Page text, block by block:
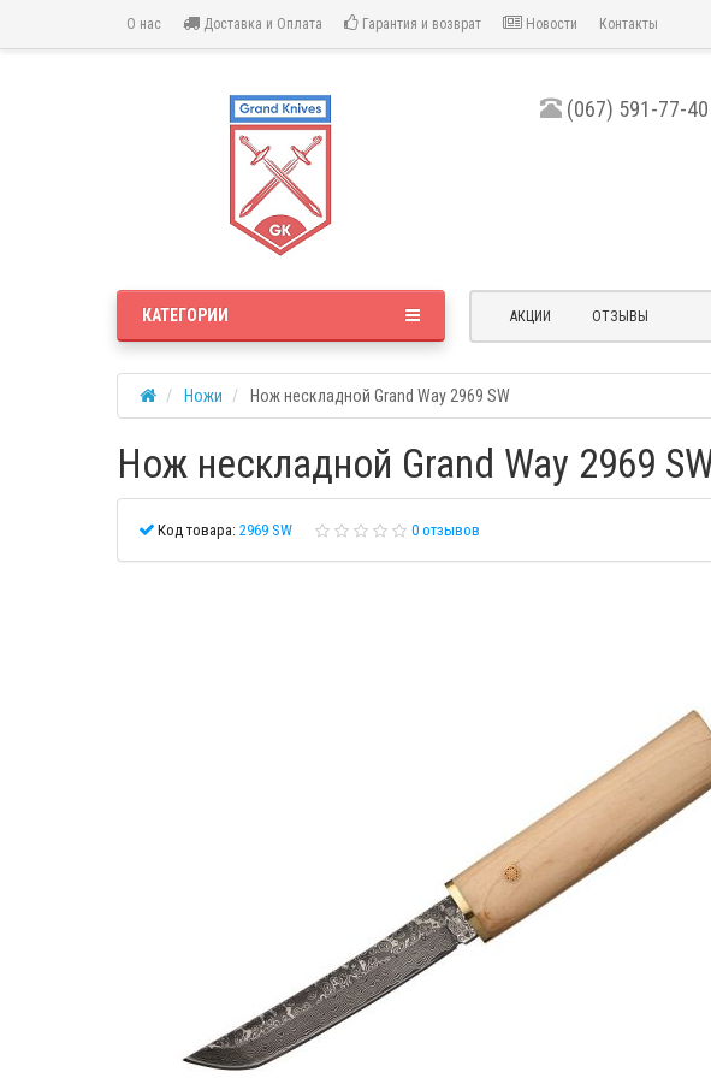
О нас Доставка и Оплата Гарантия и возврат Новости Контакты
(067) 591-77-40
АКЦИИ ОТЗЫВЫ
КАТЕГОРИИ
Ножи Нож нескладной Grand Way 2969 SW
Нож нескладной Grand Way 2969
Код товара: 2969 SW 0 отзывов